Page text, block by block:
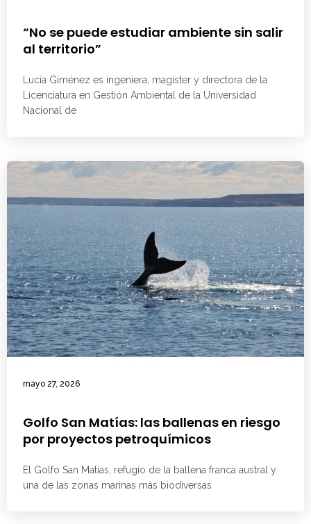
“No se puede estudiar ambiente sin salir
al territorio”
Lucía Giménez es ingeniera, magíster y directora de la
Licenciatura en Gestión Ambiental de la Universidad
Nacional de
mayo 27, 2026
Golfo San Matías: las ballenas en riesgo
por proyectos petroquímicos
El Golfo San Matías, refugio de la ballena franca austral y
una de las zonas marinas más biodiversas